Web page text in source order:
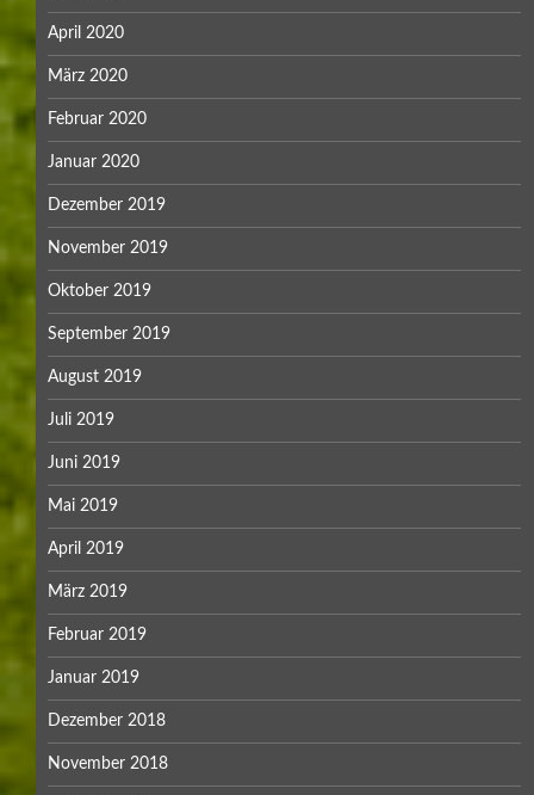
April 2020
März 2020
Februar 2020
Januar 2020
Dezember 2019
November 2019
Oktober 2019
September 2019
August 2019
Juli 2019
Juni 2019
Mai 2019
April 2019
März 2019
Februar 2019
Januar 2019
Dezember 2018
November 2018